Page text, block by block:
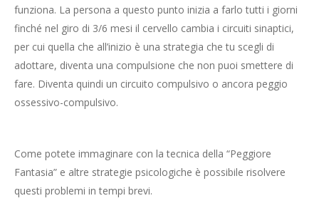
funziona. La persona a questo punto inizia a farlo tutti i giorni
finché nel giro di 3/6 mesi il cervello cambia i circuiti sinaptici,
per cui quella che all’inizio è una strategia che tu scegli di
adottare, diventa una compulsione che non puoi smettere di
fare. Diventa quindi un circuito compulsivo o ancora peggio
ossessivo-compulsivo.
Come potete immaginare con la tecnica della “Peggiore
Fantasia” e altre strategie psicologiche è possibile risolvere
questi problemi in tempi brevi.